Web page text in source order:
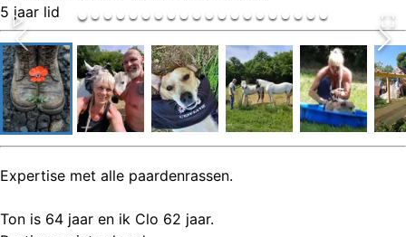
5 jaar lid
Expertise met alle paardenrassen.
Ton is 64 jaar en ik Clo 62 jaar.